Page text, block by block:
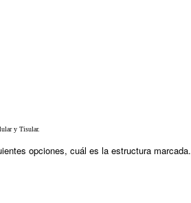
y Tisular.
opciones, cuál es la estructura marcada.